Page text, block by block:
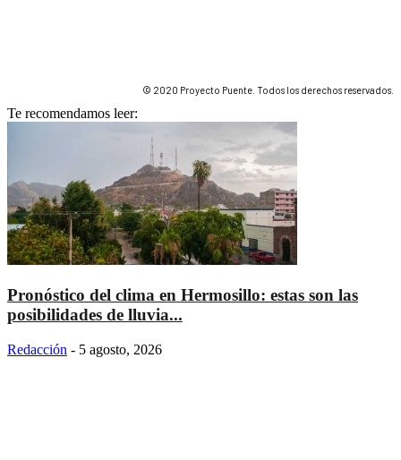
© 2020 Proyecto Puente. Todos los derechos reservados.
Te recomendamos leer:
Pronóstico del clima en Hermosillo: estas son las
posibilidades de lluvia...
Redacción - 5 agosto, 2026